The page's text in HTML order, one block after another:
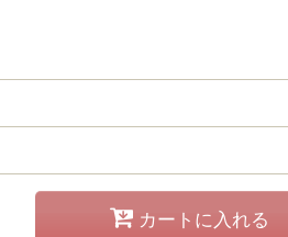
カートに入れる